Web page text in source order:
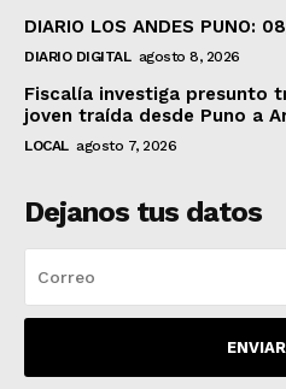
DIARIO LOS ANDES PUNO:
DIARIO DIGITAL agosto 8, 2026
Fiscalía investiga presunto
joven traída desde Puno a
LOCAL agosto 7, 2026
Dejanos tus datos
ENVIAR